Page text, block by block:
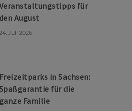
für
den August
Juli 2026
Freizeitparks in Sachsen:
für die
ganze Familie